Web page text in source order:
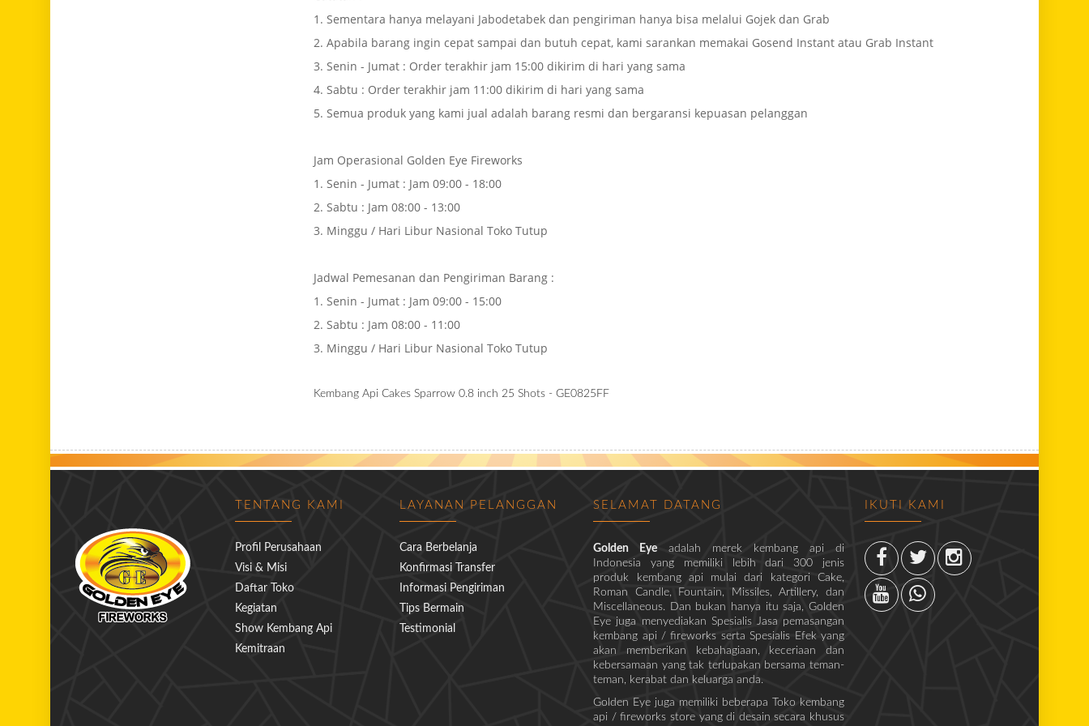
1. Sementara hanya melayani Jabodetabek dan pengiriman hanya bisa melalui Gojek dan Grab
2. Apabila barang ingin cepat sampai dan butuh cepat, kami sarankan memakai Gosend Instant atau Grab Instant
3. Senin - Jumat : Order terakhir jam 15:00 dikirim di hari yang sama
4. Sabtu : Order terakhir jam 11:00 dikirim di hari yang sama
5. Semua produk yang kami jual adalah barang resmi dan bergaransi kepuasan pelanggan
Jam Operasional Golden Eye Fireworks
1. Senin - Jumat : Jam 09:00 - 18:00
2. Sabtu : Jam 08:00 - 13:00
3. Minggu / Hari Libur Nasional Toko Tutup
Jadwal Pemesanan dan Pengiriman Barang :
1. Senin - Jumat : Jam 09:00 - 15:00
2. Sabtu : Jam 08:00 - 11:00
3. Minggu / Hari Libur Nasional Toko Tutup
Kembang Api Cakes Sparrow 0.8 inch 25 Shots - GE0825FF
TENTANG KAMI
Profil Perusahaan
Visi & Misi
Daftar Toko
Kegiatan
Show Kembang Api
Kemitraan
LAYANAN PELANGGAN
Cara Berbelanja
Konfirmasi Transfer
Informasi Pengiriman
Tips Bermain
Testimonial
SELAMAT DATANG
Golden Eye adalah merek kembang api di
Indonesia yang memiliki lebih dari 300 jenis
produk kembang api mulai dari kategori Cake,
Roman Candle, Fountain, Missiles, Artillery, dan
Miscellaneous. Dan bukan hanya itu saja, Golden
Eye juga menyediakan Spesialis Jasa pemasangan
kembang api / fireworks serta Spesialis Efek yang
akan memberikan kebahagiaan, keceriaan dan
kebersamaan yang tak terlupakan bersama teman-
teman, kerabat dan keluarga anda.
Golden Eye juga memiliki beberapa Toko kembang
api / fireworks store yang di desain secara khusus
IKUTI KAMI